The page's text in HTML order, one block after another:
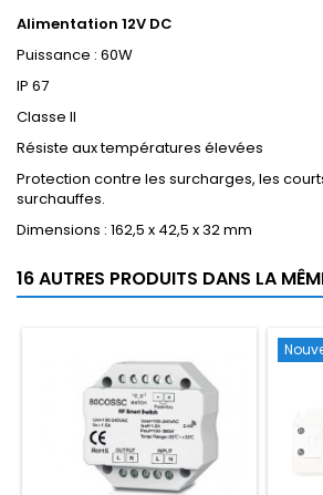
Alimentation 12V DC
Puissance : 60W
IP 67
Classe II
Résiste aux températures élevées
Protection contre les surcharges, les
surchauffes.
Dimensions : 162,5 x 42,5 x 32 mm
16 AUTRES PRODUITS DANS LA